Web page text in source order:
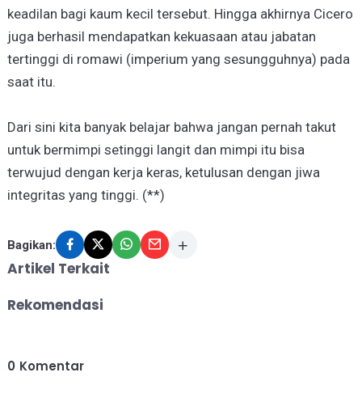
keadilan bagi kaum kecil tersebut. Hingga akhirnya Cicero
juga berhasil mendapatkan kekuasaan atau jabatan
tertinggi di romawi (imperium yang sesungguhnya) pada
saat itu.
Dari sini kita banyak belajar bahwa jangan pernah takut
untuk bermimpi setinggi langit dan mimpi itu bisa
terwujud dengan kerja keras, ketulusan dengan jiwa
integritas yang tinggi. (**)
Bagikan:
Artikel Terkait
Rekomendasi
0 Komentar